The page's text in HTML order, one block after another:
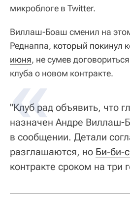
микроблоге в Twitter.
Виллаш-Боаш сменил на
Реднаппа, который покинул
июня, не сумев
клуба о новом контракте.
"Клуб рад объявить, что
назначен Андре Виллаш-
в сообщении. Детали
разглашаются, но Би-би-
контракте сроком на три